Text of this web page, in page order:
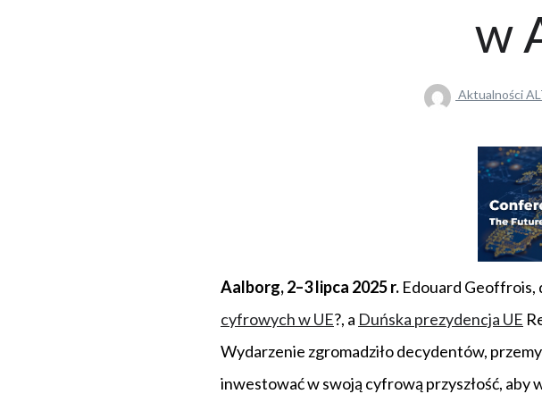
w
Aktualności
Aalborg, 2–3 lipca 2025 r. Edouard Geoffrois,
cyfrowych w UE?, a Duńska prezydencja UE
Wydarzenie zgromadziło decydentów,
inwestować w swoją cyfrową przyszłość, aby